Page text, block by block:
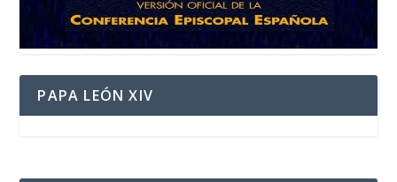
PAPA LEÓN XIV